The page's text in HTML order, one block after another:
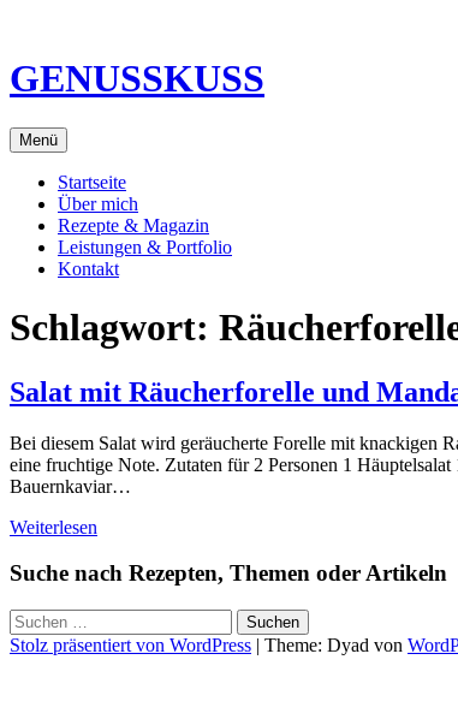
Inhalt
GENUSSKUSS
Menü
Startseite
Über mich
Rezepte & Magazin
Leistungen & Portfolio
Kontakt
Schlagwort:
Salat mit Räucherforelle und
Bei diesem Salat wird geräucherte Forelle mit knackigen
eine fruchtige Note. Zutaten für 2 Personen 1
Bauernkaviar…
Weiterlesen
Suche nach Rezepten, Themen oder Artikeln
Suchen
nach:
Stolz präsentiert von WordPress | Theme: Dyad von